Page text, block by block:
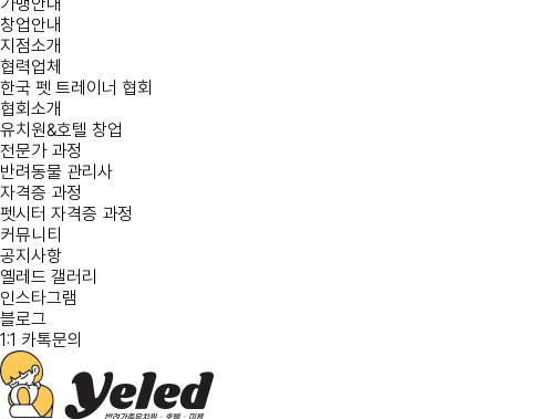
창업안내
지점소개
협력업체
한국 펫 트레이너 협회
협회소개
유치원&호텔 창업
전문가 과정
반려동물 관리사
자격증 과정
펫시터 자격증 과정
커뮤니티
공지사항
옐레드 갤러리
인스타그램
블로그
1:1 카톡문의